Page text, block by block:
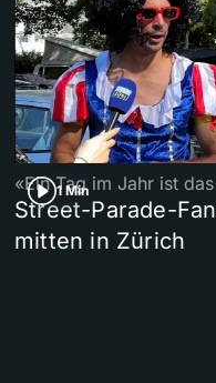
1 Min
«Ein Tag im Jahr ist
Street-Parade-
mitten in Zürich